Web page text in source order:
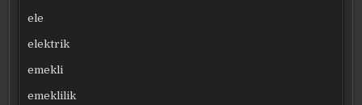
ele
elektrik
emekli
emeklilik